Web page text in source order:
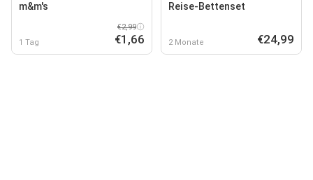
m&m's
1 Tag
€2,99
€1,66
Reise-Bettenset
2 Monate €24,99